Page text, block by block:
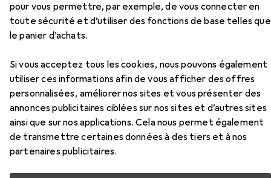
pour vous permettre, par exemple, de vous connecter en
toute sécurité et d’utiliser des fonctions de base telles que
le panier d’achats.
Si vous acceptez tous les cookies, nous pouvons également
utiliser ces informations afin de vous afficher des offres
personnalisées, améliorer nos sites et vous présenter des
annonces publicitaires ciblées sur nos sites et d’autres sites
ainsi que sur nos applications. Cela nous permet également
de transmettre certaines données à des tiers et à nos
partenaires publicitaires.
Accessoires pour Logitech
MK270
Ici, vous trouverez des accessoires compatibles avec le
produit Logitech MK270 des catégories Batteries +
piles, Souris et Nettoyage PC + périphérique.
Populaire Batteries + Piles Souris Nettoyage PC +
Pertinence